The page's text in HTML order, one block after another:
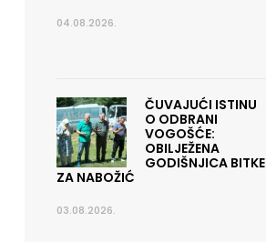
04.08.2026.
ČUVAJUĆI ISTINU
O ODBRANI
VOGOŠĆE:
OBILJEŽENA
GODIŠNJICA BITKE
ZA NABOŽIĆ
03.08.2026.